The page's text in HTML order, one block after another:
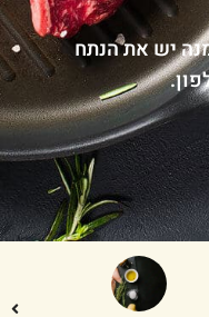
יש את הנתח